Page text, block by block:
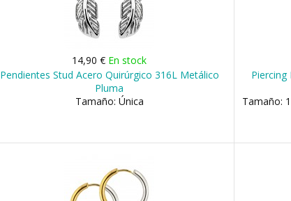
14,90 € En stock
Pendientes Stud Acero Quirúrgico 316L Metálico
Pluma
Tamaño: Única
Piercing
Tamaño: